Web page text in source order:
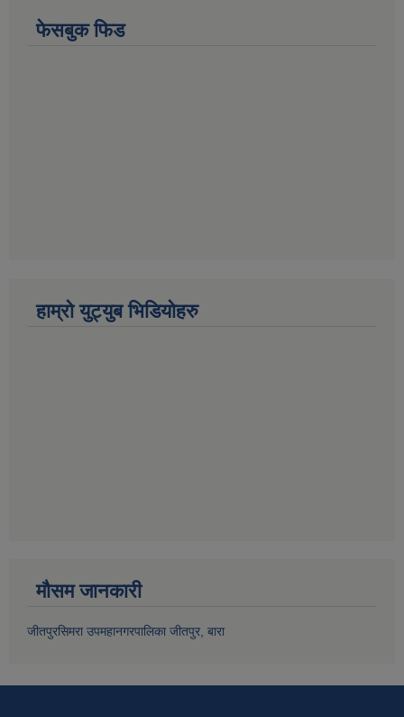
फेसबुक फिड
हाम्रो युट्युब भिडियोहरु
मौसम जानकारी
जीतपुरसिमरा उपमहानगरपालिका जीतपुर, बारा